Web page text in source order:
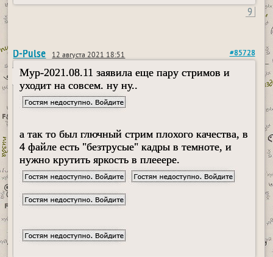
9
D-Pulse 12 августа 2021 18:51 #85728
Myp-2021.08.11 заявила еще пару стримов и
уходит на совсем. ну ну..
а так то был глючный стрим плохого качества, в
4 файле есть "безтрусые" кадры в темноте, и
нужно крутить яркость в плееере.